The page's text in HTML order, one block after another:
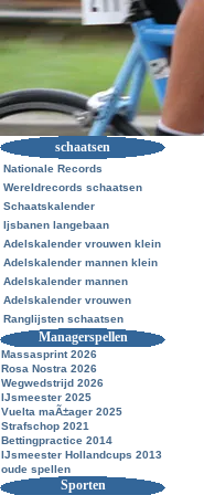
schaatsen
Nationale Records
Wereldrecords schaatsen
Schaatskalender
Ijsbanen langebaan
Adelskalender vrouwen klein
Adelskalender mannen klein
Adelskalender mannen
Adelskalender vrouwen
Ranglijsten schaatsen
Managerspellen
Massasprint 2026
Rosa Nostra 2026
Wegwedstrijd 2026
IJsmeester 2025
Vuelta maÃ±ager 2025
Strafschop 2021
Bettingpractice 2014
IJsmeester Hollandcups 2013
oude spellen
Sporten